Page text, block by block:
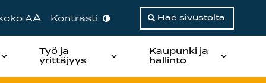
AA Kontrasti Hae sivustolta
Työ ja
yrittäjyys
Kaupunki ja
hallinto